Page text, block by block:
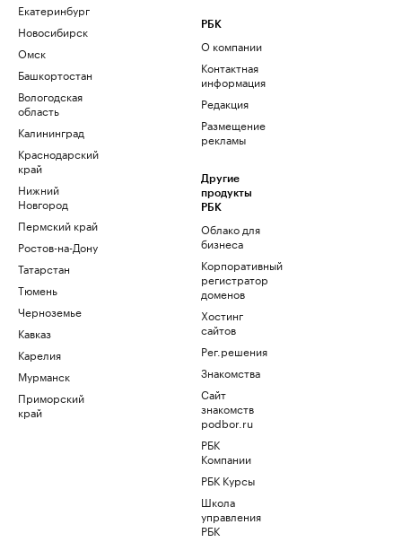
Екатеринбург
Новосибирск
Омск
Башкортостан
Вологодская
область
Калининград
Краснодарский
край
Нижний
Новгород
Пермский край
Ростов-на-Дону
Татарстан
Тюмень
Черноземье
Кавказ
Карелия
Мурманск
Приморский
край
РБК
О компании
Контактная
информация
Редакция
Размещение
рекламы
Другие
продукты
РБК
Облако для
бизнеса
Корпоративный
регистратор
доменов
Хостинг
сайтов
Рег.решения
Знакомства
Сайт
знакомств
podbor.ru
РБК
Компании
РБК Курсы
Школа
управления
РБК